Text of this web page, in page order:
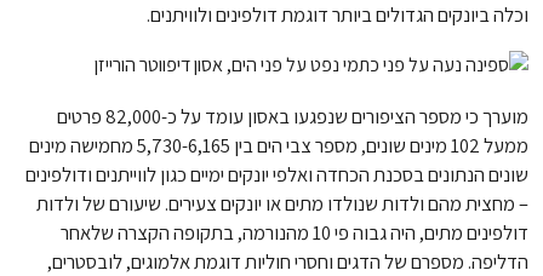
וכלה ביונקים הגדולים ביותר דוגמת דולפינים ולוויתנים.
מוערך כי מספר הציפורים שנפגעו באסון עומד על כ-82,000 פרטים
ממעל 102 מינים שונים, מספר צבי הים בין 5,730-6,165 מחמישה מינים
שונים הנתונים בסכנת הכחדה ואלפי יונקים ימיים כגון לווייתנים ודולפינים
– מחצית מהם ולדות שנולדו מתים או יונקים צעירים. שיעורם של ולדות
דולפינים מתים, היה גבוה פי 10 מהנורמה, בתקופה הקצרה שלאחר
הדליפה. מספרם של הדגים וחסרי חוליות דוגמת אלמוגים, לובסטרים,